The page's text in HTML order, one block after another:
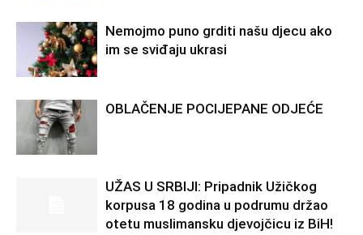
Nemojmo puno grditi našu djecu ako
im se sviđaju ukrasi
OBLAČENJE POCIJEPANE ODJEĆE
UŽAS U SRBIJI: Pripadnik Užičkog
korpusa 18 godina u podrumu držao
otetu muslimansku djevojčicu iz BiH!